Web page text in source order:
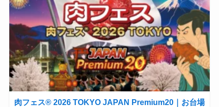
肉フェス® 2026 TOKYO JAPAN Premium20｜お台場